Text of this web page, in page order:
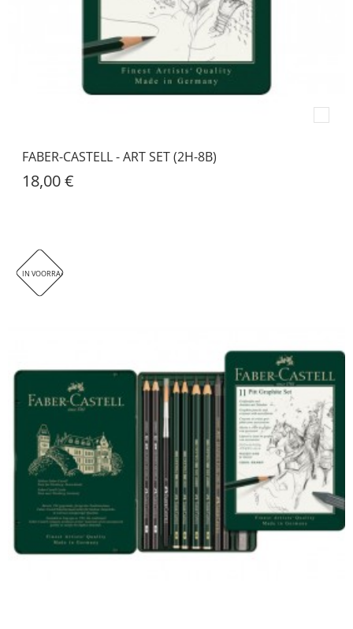
FABER-CASTELL - ART SET (2H-8B)
18,00 €
IN VOORRAAD